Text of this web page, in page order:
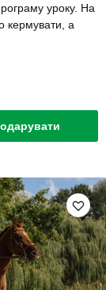
уроку. На
кермувати, а